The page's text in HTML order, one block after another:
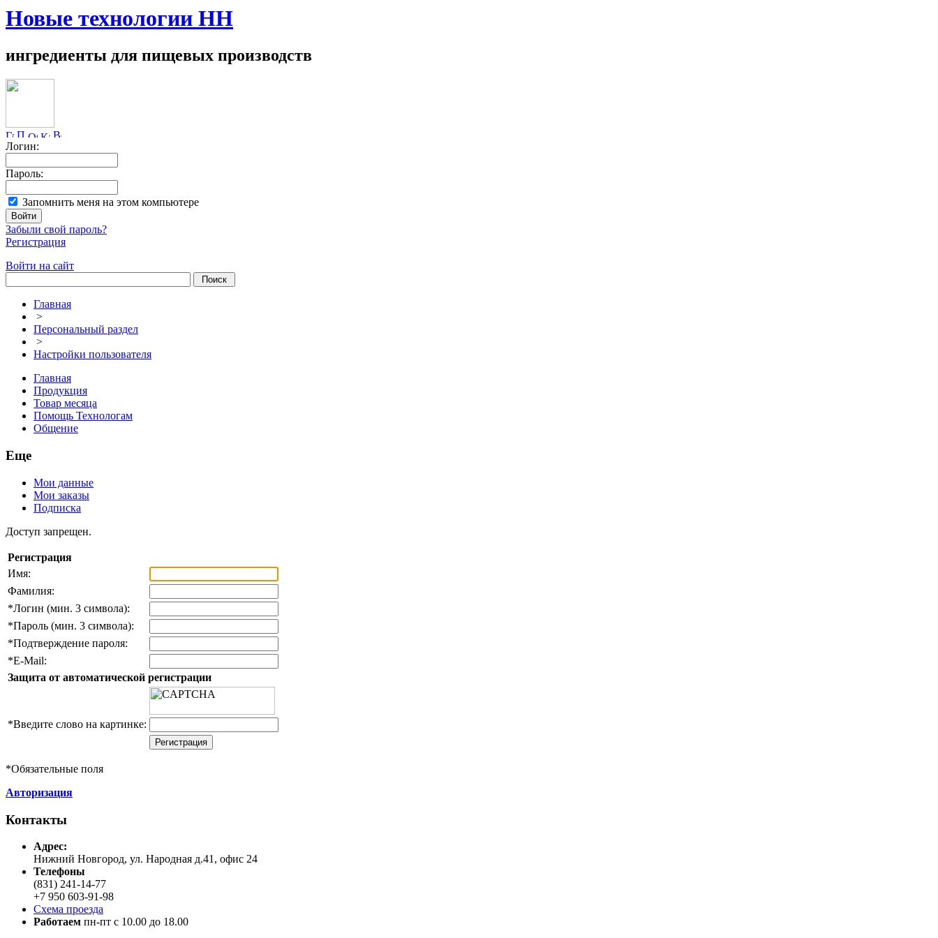
Новые технологии НН
ингредиенты для пищевых производств
Логин:
Пароль:
Запомнить меня на этом компьютере
Забыли свой пароль?
Регистрация
Войти на сайт
Главная
>
Персональный раздел
>
Настройки пользователя
Главная
Продукция
Товар месяца
Помощь Технологам
Общение
Еще
Мои данные
Мои заказы
Подписка
Доступ запрещен.
Регистрация
Имя:
Фамилия:
*Логин (мин. 3 символа):
*Пароль (мин. 3 символа):
*Подтверждение пароля:
*E-Mail:
Защита от автоматической регистрации
*Введите слово на картинке:
*Обязательные поля
Авторизация
Контакты
Адреc:
Нижний Новгород, ул. Народная д.41, офис 24
Телефоны
(831) 241-14-77
+7 950 603-91-98
Схема проезда
Работаем пн-пт с 10.00 до 18.00